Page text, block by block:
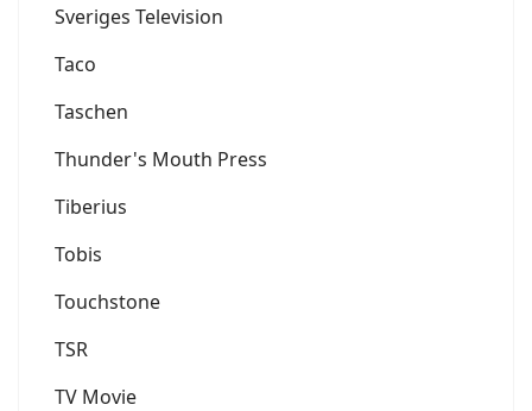
Sveriges Television
Taco
Taschen
Thunder's Mouth Press
Tiberius
Tobis
Touchstone
TSR
TV Movie